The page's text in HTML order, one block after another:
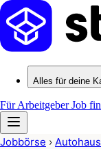
Alles für deine
Für ArbeitgeberJob
Jobbörse ›